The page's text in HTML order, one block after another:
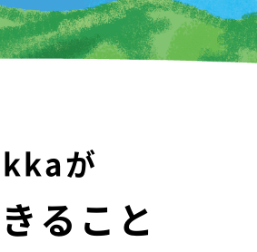
が
ること